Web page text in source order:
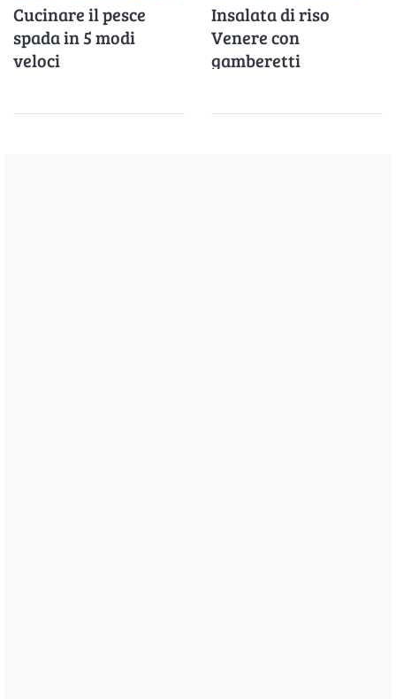
Cucinare il pesce
spada in 5 modi
veloci
Insalata di riso
Venere con
gamberetti